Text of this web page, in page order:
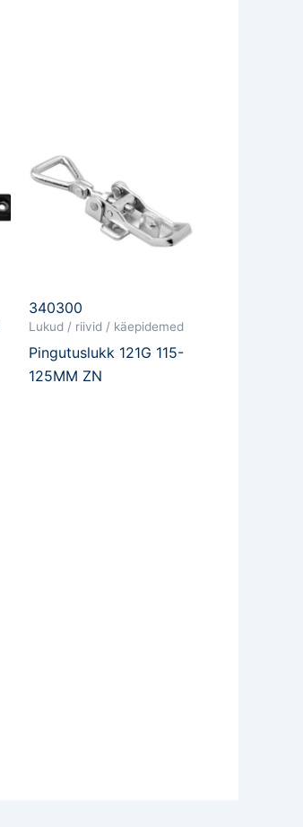
340300
Lukud / riivid / käepidemed
Pingutuslukk 121G 115-
125MM ZN